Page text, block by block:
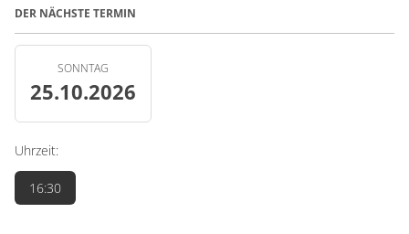
DER NÄCHSTE TERMIN
SONNTAG
25.10.2026
Uhrzeit:
16:30